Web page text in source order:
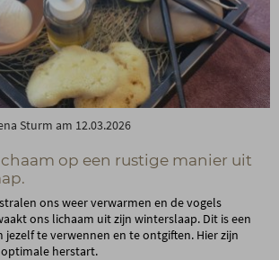
Sturm am 12.03.2026
op een rustige manier uit
ons weer verwarmen en de vogels
ons lichaam uit zijn winterslaap. Dit is een
te verwennen en te ontgiften. Hier zijn
herstart.